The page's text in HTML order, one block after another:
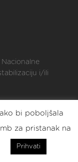
i/ili
bi poboljšala
za pristanak na
Prihvati